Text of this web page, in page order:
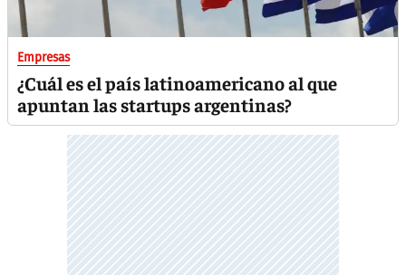
Empresas
¿Cuál es el país latinoamericano al que
apuntan las startups argentinas?